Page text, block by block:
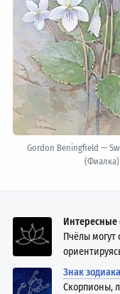
Gordon Beningfield —
(Фиалка)
Пчёлы могут
Знак зодиака
Скорпионы,